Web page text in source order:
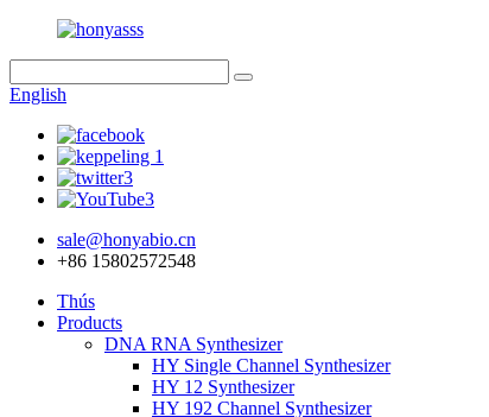
English
sale@honyabio.cn
+86 15802572548
Thús
Products
DNA RNA Synthesizer
HY Single Channel Synthesizer
HY 12 Synthesizer
HY 192 Channel Synthesizer